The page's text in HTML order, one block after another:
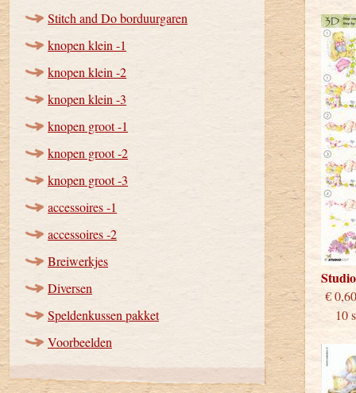
Stitch and Do borduurgaren
knopen klein -1
knopen klein -2
knopen klein -3
knopen groot -1
knopen groot -2
knopen groot -3
accessoires -1
accessoires -2
Breiwerkjes
Diversen
Speldenkussen pakket
Voorbeelden
10